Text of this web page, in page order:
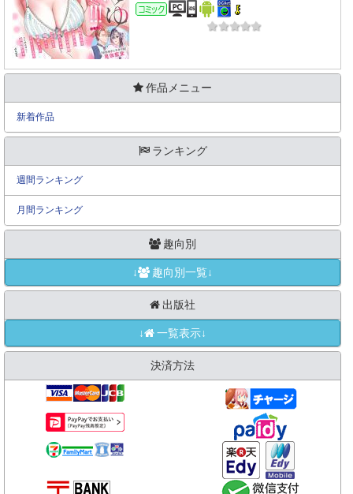
コミック
作品メニュー
新着作品
ランキング
週間ランキング
月間ランキング
趣向別
↓ 趣向別一覧↓
出版社
↓ 一覧表示↓
決済方法